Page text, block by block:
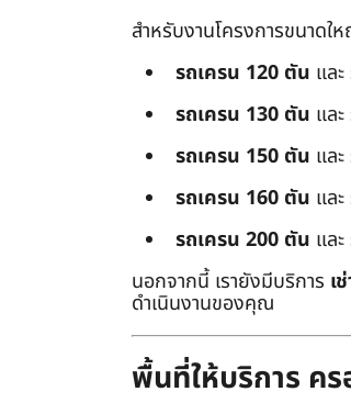
สำหรับงานโครงการขนาด
รถเครน 120 ตัน และ
รถเครน 130 ตัน และ
รถเครน 150 ตัน และ
รถเครน 160 ตัน และ
รถเครน 200 ตัน และ
นอกจากนี้ เรายังมีบริการ เ
ดำเนินงานของคุณ
พื้นที่ให้บริการ ค